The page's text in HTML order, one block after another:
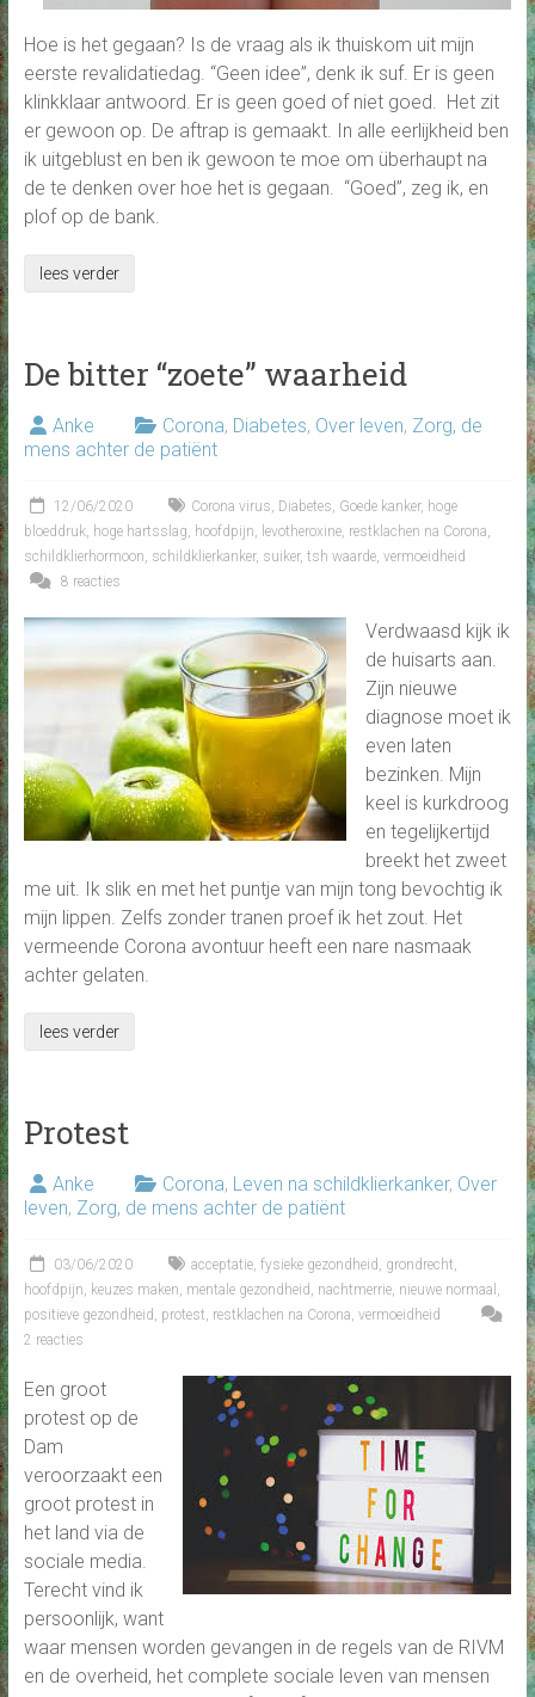
Hoe is het gegaan? Is de vraag als ik thuiskom uit mijn
eerste revalidatiedag. “Geen idee”, denk ik suf. Er is geen
klinkklaar antwoord. Er is geen goed of niet goed. Het zit
er gewoon op. De aftrap is gemaakt. In alle eerlijkheid ben
ik uitgeblust en ben ik gewoon te moe om überhaupt na
de te denken over hoe het is gegaan. “Goed”, zeg ik, en
plof op de bank.
lees verder
De bitter “zoete” waarheid
Anke Corona, Diabetes, Over leven, Zorg, de
mens achter de patiënt
12/06/2020 Corona virus, Diabetes, Goede kanker, hoge
bloeddruk, hoge hartsslag, hoofdpijn, levotheroxine, restklachen na Corona,
schildklierhormoon, schildklierkanker, suiker, tsh waarde, vermoeidheid
8 reacties
Verdwaasd kijk ik
de huisarts aan.
Zijn nieuwe
diagnose moet ik
even laten
bezinken. Mijn
keel is kurkdroog
en tegelijkertijd
breekt het zweet
me uit. Ik slik en met het puntje van mijn tong bevochtig ik
mijn lippen. Zelfs zonder tranen proef ik het zout. Het
vermeende Corona avontuur heeft een nare nasmaak
achter gelaten.
lees verder
Protest
Anke Corona, Leven na schildklierkanker, Over
leven, Zorg, de mens achter de patiënt
03/06/2020 acceptatie, fysieke gezondheid , grondrecht,
hoofdpijn, keuzes maken, mentale gezondheid , nachtmerrie, nieuwe normaal ,
positieve gezondheid , protest, restklachen na Corona, vermoeidheid
2 reacties
Een groot
protest op de
Dam
veroorzaakt een
groot protest in
het land via de
sociale media.
Terecht vind ik
persoonlijk, want
waar mensen worden gevangen in de regels van de RIVM
en de overheid, het complete sociale leven van mensen